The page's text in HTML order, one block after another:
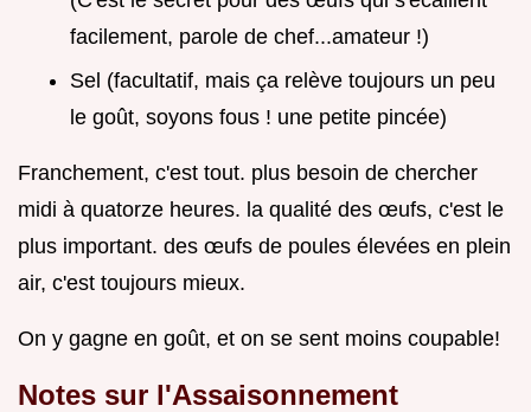
facilement, parole de chef...amateur !)
Sel (facultatif, mais ça relève toujours un peu
le goût, soyons fous ! une petite pincée)
Franchement, c'est tout. plus besoin de chercher
midi à quatorze heures. la qualité des œufs, c'est le
plus important. des œufs de poules élevées en plein
air, c'est toujours mieux.
On y gagne en goût, et on se sent moins coupable!
Notes sur l'Assaisonnement